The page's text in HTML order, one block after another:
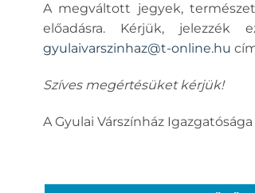
A megváltott jegyek,
előadásra. Kérjük, jelezzék
gyulaivarszinhaz@t-online.hu
Szíves megértésüket kérjük!
A Gyulai Várszínház Igazgatósága